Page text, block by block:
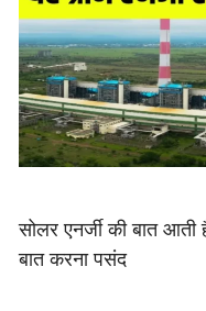
सोलर एनर्जी की बात
बात करना पसंद